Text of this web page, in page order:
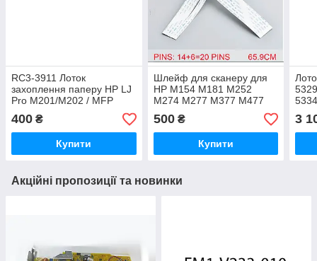
RC3-3911 Лоток
захоплення паперу HP LJ
Pro M201/M202 / MFP
M225/ M226
400 ₴
Купити
Шлейф для сканеру для
HP M154 M181 M252
M274 M277 M377 M477
M452 M426 M427 (Шлейф
Contact Image Sensor CIS
Scan)
500₴
Купити
3
Акційні пропозиції та новинки